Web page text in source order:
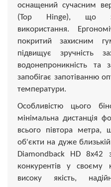
оснащений сучасним
(Top Hinge), що
використання.
покритий захисним
підвищує зручність
водонепроникність
запобігає запотіванню
температури.
Особливістю цього
мінімальна дистанція
всього півтора метра,
об'єкти на дуже
Diamondback HD 8x42
конкурентів у своєму
високу якість,